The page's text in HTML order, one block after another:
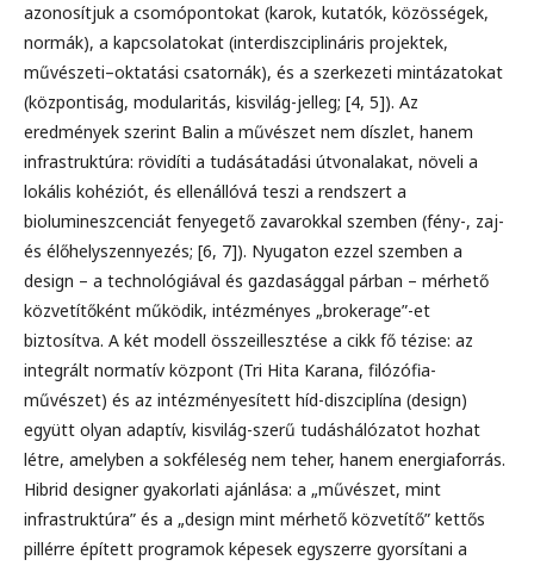
azonosítjuk a csomópontokat (karok, kutatók, közösségek,
normák), a kap­csolatokat (interdiszciplináris projektek,
művészeti–oktatási csatornák), és a szerkezeti mintázatokat
(központiság, modularitás, kisvilág-jelleg; [4, 5]). Az
eredmények szerint Balin a művészet nem díszlet, hanem
infrastruktúra: rö­vidíti a tudásátadási útvonalakat, növeli a
lokális kohéziót, és ellenállóvá teszi a rendszert a
biolumineszcenciát fenyegető zavarokkal szemben (fény-, zaj-
és élőhelyszennyezés; [6, 7]). Nyugaton ezzel szemben a
design – a techno­lógiával és gazdasággal párban – mérhető
közvetítőként működik, intézmé­nyes „brokerage”-et
biztosítva. A két modell összeillesztése a cikk fő tézise: az
integrált normatív központ (Tri Hita Karana, filózófia-
művészet) és az in­tézményesített híd-diszciplína (design)
együtt olyan adaptív, kisvilág-szerű tudáshálózatot hozhat
létre, amelyben a sokféleség nem teher, hanem ener­giaforrás.
Hibrid designer gyakorlati ajánlása: a „művészet, mint
infrastruk­túra” és a „design mint mérhető közvetítő” kettős
pillérre épített programok képesek egyszerre gyorsítani a